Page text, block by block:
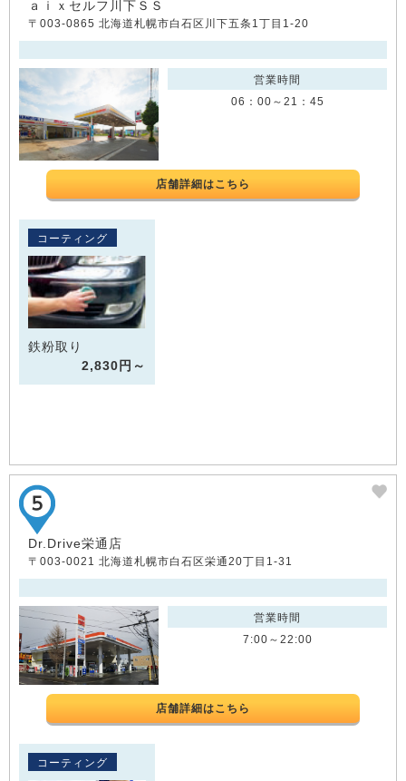
ａｉｘセルフ川下ＳＳ
〒003-0865 北海道札幌市白石区川下五条1丁目1-20
営業時間
06：00～21：45
店舗詳細はこちら
コーティング
鉄粉取り
2,830円～
Dr.Drive栄通店
〒003-0021 北海道札幌市白石区栄通20丁目1-31
営業時間
7:00～22:00
店舗詳細はこちら
コーティング